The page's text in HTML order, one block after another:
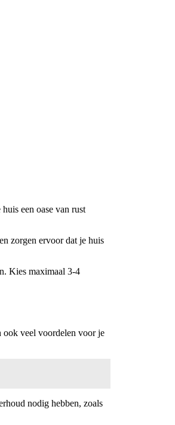
een oase van rust
zorgen ervoor dat je huis
Kies maximaal 3-4
ook veel voordelen voor je
nodig hebben, zoals